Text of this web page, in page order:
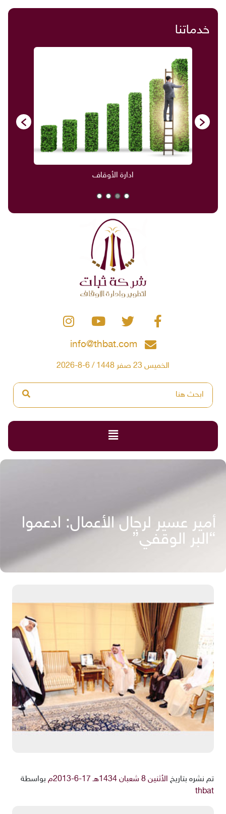
خدماتنا
ادارة الأوقاف
info@thbat.com
الخميس 23 صفر 1448 / 6-8-2026
أمير عسير لرجال الأعمال: ادعموا
“البر الوقفي”
تم نشره بتاريخ الأثنين 8 شعبان 1434هـ 17-6-2013م
بواسطة
thbat